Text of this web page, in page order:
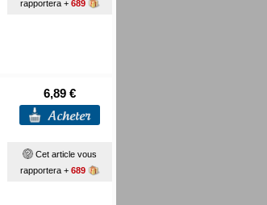
rapportera + 689
6,89 €
Cet article vous
rapportera + 689